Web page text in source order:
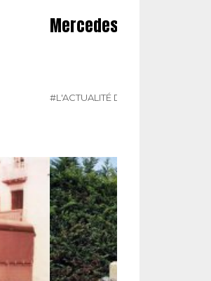
Mercedes présente
#L'ACTUALITÉ DU POIDS LOURDS